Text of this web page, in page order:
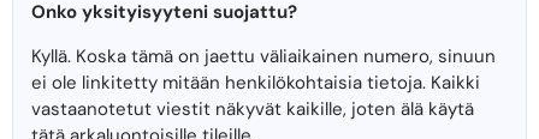
Onko yksityisyyteni suojattu?
Kyllä. Koska tämä on jaettu väliaikainen numero, sinuun
ei ole linkitetty mitään henkilökohtaisia ​​tietoja. Kaikki
vastaanotetut viestit näkyvät kaikille, joten älä käytä